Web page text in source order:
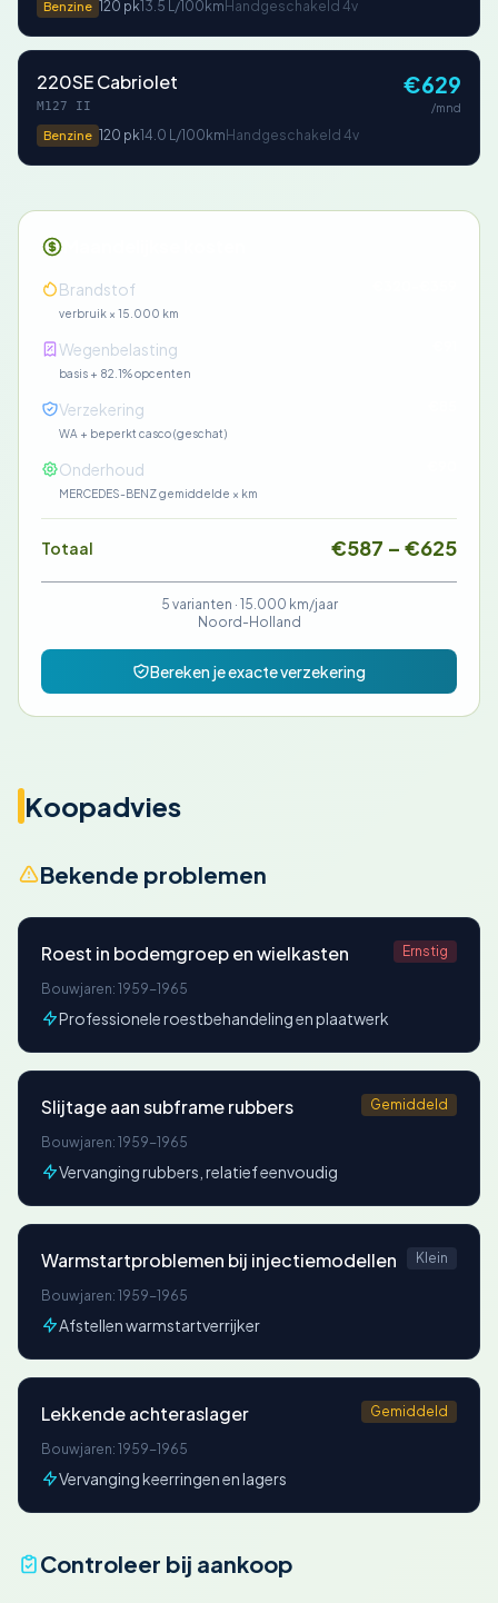
Benzine 120 pk13.5 L/100km Handgeschakeld 4v
220SE Cabriolet
M127 II
Benzine 120 pk14.0 L/100km Handgeschakeld 4v
€629
/mnd
Brandstof
verbruik × 15.000 km
Wegenbelasting
basis + 82.1% opcenten
Verzekering
WA + beperkt casco (geschat)
Onderhoud
MERCEDES-BENZ gemiddelde × km
Totaal €587 – €625
5 varianten · 15.000 km/jaar
Noord-Holland
Bereken je exacte verzekering
Koopadvies
Bekende problemen
Roest in bodemgroep en wielkasten Ernstig
Bouwjaren: 1959-1965
Professionele roestbehandeling en plaatwerk
Slijtage aan subframe rubbers Gemiddeld
Bouwjaren: 1959-1965
Vervanging rubbers, relatief eenvoudig
Warmstartproblemen bij injectiemodellen Klein
Bouwjaren: 1959-1965
Afstellen warmstartverrijker
Lekkende achteraslager Gemiddeld
Bouwjaren: 1959-1965
Vervanging keerringen en lagers
Controleer bij aankoop